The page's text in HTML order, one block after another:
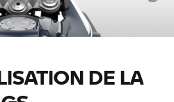
DE LA